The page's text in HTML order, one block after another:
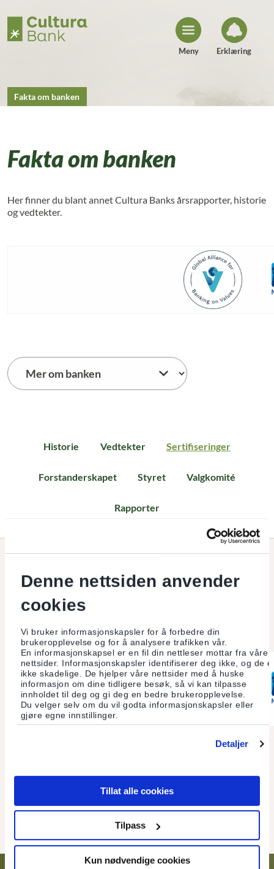
Denne nettsiden anvender
cookies
Vi bruker informasjonskapsler for å forbedre din
brukeropplevelse og for å analysere trafikken vår.
En informasjonskapsel er en fil din nettleser mottar fra våre
nettsider. Informasjonskapsler identifiserer deg ikke, og de
ikke skadelige. De hjelper våre nettsider med å huske
informasjon om dine tidligere besøk, så vi kan tilpasse
innholdet til deg og gi deg en bedre brukeropplevelse.
Du velger selv om du vil godta informasjonskapsler eller
gjøre egne innstillinger.
Detaljer
Tillat alle cookies
Tilpass
Kun nødvendige cookies
o
Meny Erklæring
Fakta om banken
Fakta om banken
Her finner du blant annet Cultura Banks årsrapporter, historie
og vedtekter.
Historie Vedtekter Sertifiseringer
Forstanderskapet Styret Valgkomité
Rapporter
Banken er sertifisert for medlemskap i Global Alliance for
Banking on Values og sertifisert Miljøfyrtårn bedrift. Banken
har også fått topplassering i Etisk Bankguide de siste år. Les
mer i fanene under. Banken mottok Nordisk råds natur og
Danmark.
Global Alliance for Banking on Values